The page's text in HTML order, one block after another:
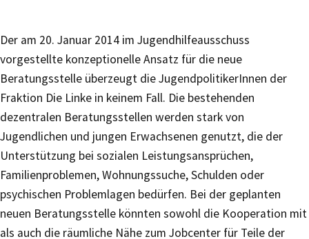
Der am 20. Januar 2014 im Jugendhilfeausschuss
vorgestellte konzeptionelle Ansatz für die neue
Beratungsstelle überzeugt die JugendpolitikerInnen der
Fraktion Die Linke in keinem Fall. Die bestehenden
dezentralen Beratungsstellen werden stark von
Jugendlichen und jungen Erwachsenen genutzt, die der
Unterstützung bei sozialen Leistungsansprüchen,
Familienproblemen, Wohnungssuche, Schulden oder
psychischen Problemlagen bedürfen. Bei der geplanten
neuen Beratungsstelle könnten sowohl die Kooperation mit
als auch die räumliche Nähe zum Jobcenter für Teile der